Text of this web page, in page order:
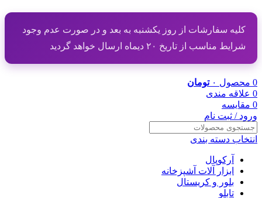
کلیه سفارشات از روز یکشنبه به بعد و در صورت عدم وجود
شرایط مناسب از تاریخ ۲۰ دیماه ارسال خواهد گردید
0 محصول ۰ تومان
0 علاقه مندی
0 مقایسه
ورود / ثبت نام
انتخاب دسته بندی
آرکوپال
ابزار آلات آشپزخانه
بلور و کریستال
تابلو